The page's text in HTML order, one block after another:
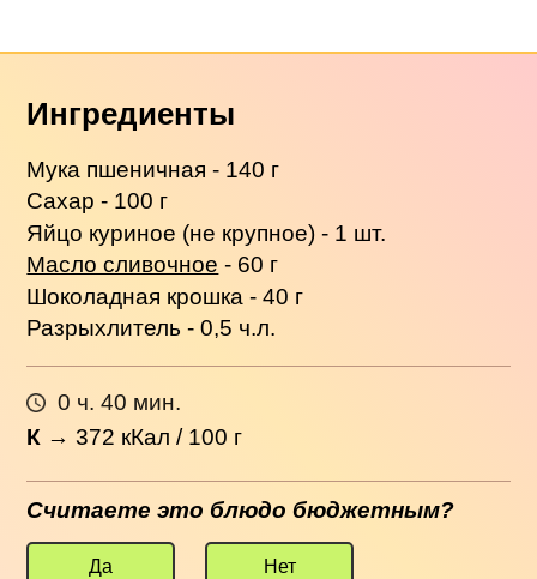
Ингредиенты
Мука пшеничная - 140 г
Сахар - 100 г
Яйцо куриное (не крупное) - 1 шт.
Масло сливочное - 60 г
Шоколадная крошка - 40 г
Разрыхлитель - 0,5 ч.л.
0 ч. 40 мин.
К →372 кКал / 100 г
Считаете это блюдо бюджетным?
Да Нет